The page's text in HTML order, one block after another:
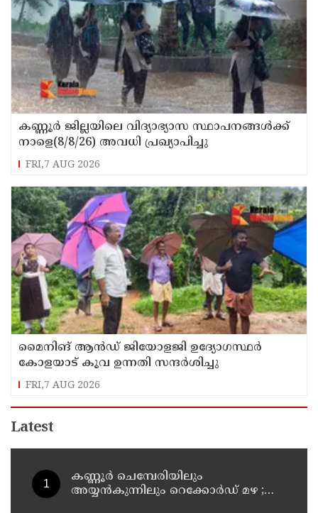
കണ്ണൂർ ജില്ലയിലെ വിദ്യാഭ്യാസ സ്ഥാപനങ്ങള്‍ക്ക്
നാളെ(8/8/26) അവധി പ്രഖ്യാപിച്ചു
FRI,7 AUG 2026
മൈനിങ് ആൻഡ്​ ജിയോളജി ഉദ്യോഗസ്ഥർ
കോളയാട് കൂവ ഉന്നതി സന്ദർശിച്ചു
FRI,7 AUG 2026
Latest
കണ്ണൂർ ചെമ്പേരിയിലും
അയ്യൻകുന്നിലും റെക്കോർഡ് മഴ ;